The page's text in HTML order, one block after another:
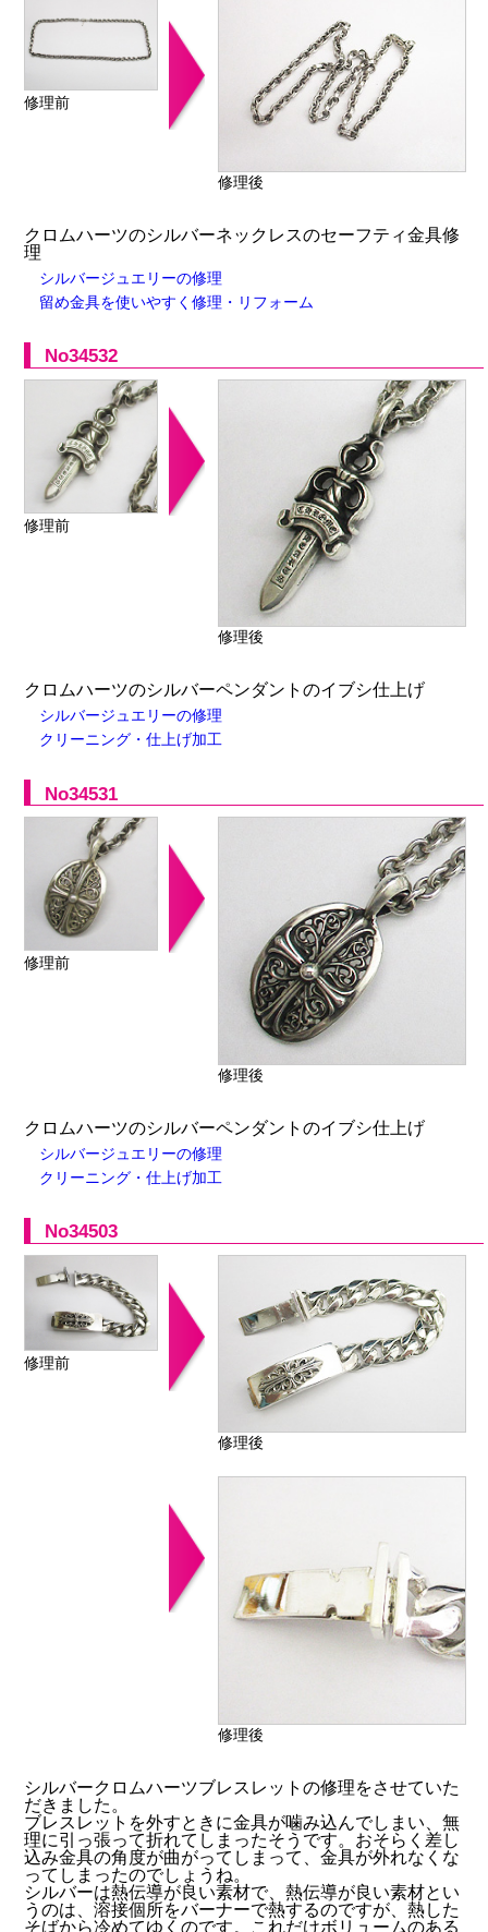
修理前
修理後
クロムハーツのシルバーネックレスのセーフティ金具修
理
シルバージュエリーの修理
留め金具を使いやすく修理・リフォーム
No34532
修理前
修理後
クロムハーツのシルバーペンダントのイブシ仕上げ
シルバージュエリーの修理
クリーニング・仕上げ加工
No34531
修理前
修理後
クロムハーツのシルバーペンダントのイブシ仕上げ
シルバージュエリーの修理
クリーニング・仕上げ加工
No34503
修理前
修理後
修理後
シルバークロムハーツブレスレットの修理をさせていた
だきました。
ブレスレットを外すときに金具が噛み込んでしまい、無
理に引っ張って折れてしまったそうです。おそらく差し
込み金具の角度が曲がってしまって、金具が外れなくな
ってしまったのでしょうね。
シルバーは熱伝導が良い素材で、熱伝導が良い素材とい
うのは、溶接個所をバーナーで熱するのですが、熱した
そばから冷めてゆくのです。これだけボリュームのある